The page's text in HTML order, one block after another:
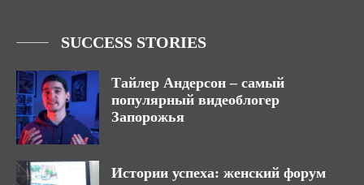
SUCCESS STORIES
Тайлер Андерсон – самый
популярный видеоблогер
Запорожья
Истории успеха: женский форум